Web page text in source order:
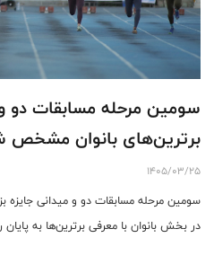
سومین مرحله مسابقات دو
برترین‌های بانوان مشخص
1405/03/25
سومین مرحله مسابقات دو و میدانی
در بخش بانوان با معرفی برترین‌ها به